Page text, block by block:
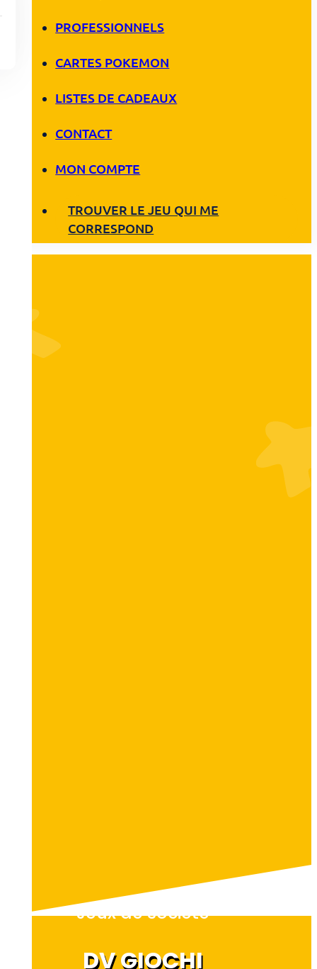
PROFESSIONNELS
CARTES POKEMON
LISTES DE CADEAUX
CONTACT
MON COMPTE
TROUVER LE JEU QUI ME
CORRESPOND
Jeux de société
DV GIOCHI